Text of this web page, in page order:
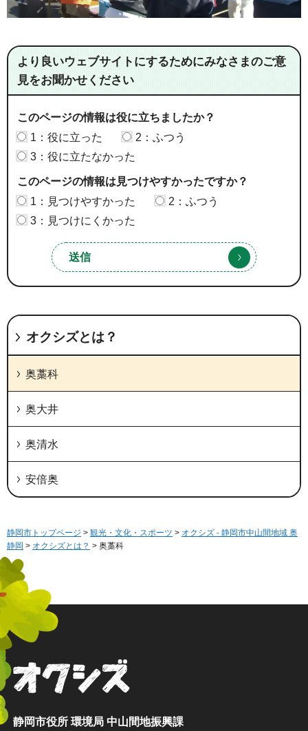
より良いウェブサイトにするためにみなさまのご意
見をお聞かせください
このページの情報は役に立ちましたか？
1：役に立った
2：ふつう
3：役に立たなかった
このページの情報は見つけやすかったですか？
1：見つけやすかった
2：ふつう
3：見つけにくかった
オクシズとは？
奥藁科
奥大井
奥清水
安倍奥
静岡市トップページ > 観光・文化・スポーツ > オクシズ - 静岡市中山間地域 奥
静岡 > オクシズとは？ > 奥藁科
静岡市役所 環境局 中山間地振興課